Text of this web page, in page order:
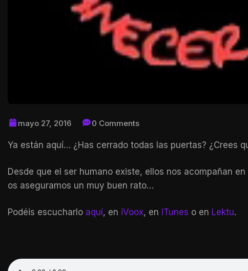
mayo 27, 2016 0 Comments
Ya están aquí… ¿Has cerrado todas las puertas? ¿Crees
Desde que el ser humano existe, ellos nos acompañan
os aseguramos un muy buen rato…
Podéis escucharlo aquí, en iVoox, en iTunes o en Lektu.